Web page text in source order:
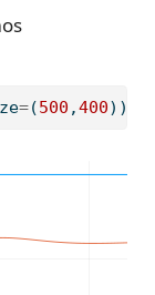
=(500 ,400))